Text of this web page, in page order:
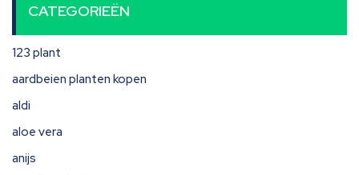
CATEGORIEËN
123 plant
aardbeien planten kopen
aldi
aloe vera
anijs